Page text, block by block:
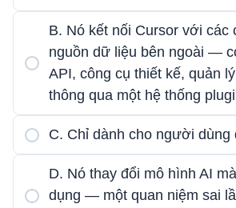
B. Nó kết nối Cursor với các
nguồn dữ liệu bên ngoài —
API, công cụ thiết kế, quản
thông qua một hệ thống
C. Chỉ dành cho người dùng
D. Nó thay đổi mô hình AI
dụng — một quan niệm sai